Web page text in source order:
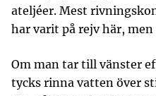
ateljéer. Mest
har varit på rejv här, men
Om man tar till vänster
tycks rinna vatten över